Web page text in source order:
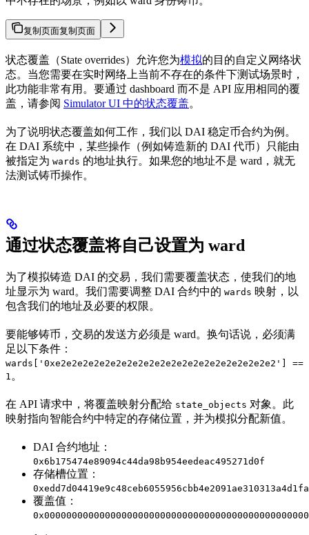
复制页面复制页面
状态覆盖（State overrides）允许您为模拟的目的自定义网络状
态。当您需要在实时网络上当前不存在的条件下测试场景时，
此功能非常有用。要通过 dashboard 而不是 API 应用相同的覆
盖，请参阅 Simulator UI 中的状态覆盖。
为了说明状态覆盖如何工作，我们以 DAI 稳定币合约为例。
在 DAI 系统中，某些操作（例如铸造新的 DAI 代币）只能由
被指定为 wards 的地址执行。如果您的地址不是 ward，就无
法测试铸币操作。
通过状态覆盖将自己设置为 ward
为了模拟铸造 DAI 的交易，我们需要覆盖状态，使我们的地
址显示为 ward。我们需要调整 DAI 合约中的 wards 映射，以
包含我们的地址及必要的权限。
要能够铸币，交易的发送方必须是 ward。换句话说，必须满
足以下条件：
wards['0xe2e2e2e2e2e2e2e2e2e2e2e2e2e2e2e2e2e2e2e2'] ==
1 。
在 API 请求中，将覆盖映射分配给 state_objects 对象。此
映射指向智能合约中特定的存储位置，并为模拟分配新值。
DAI 合约地址：
0x6b175474e89094c44da98b954eedeac495271d0f
存储槽位置：
覆盖值：